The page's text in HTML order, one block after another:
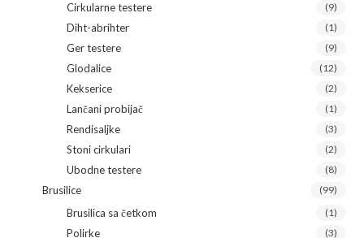
Cirkularne testere (9)
Diht-abrihter (1)
Ger testere (9)
Glodalice (12)
Kekserice (2)
Lančani probijač (1)
Rendisaljke (3)
Stoni cirkulari (2)
Ubodne testere (8)
Brusilice (99)
Brusilica sa četkom (1)
Polirke (3)